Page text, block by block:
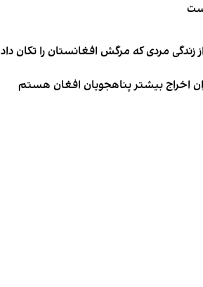
مردی که مرگش افغانستان را تکان داد
اخراج بیشتر پناهجویان افغان هستم